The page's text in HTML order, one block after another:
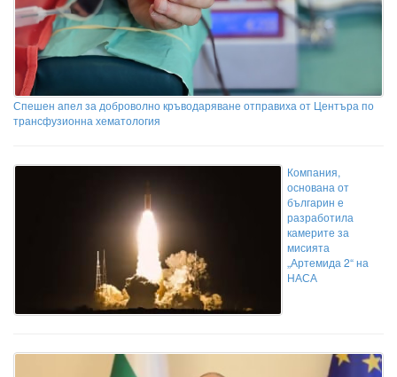
Спешен апел за доброволно кръводаряване отправиха от Центъра по
трансфузионна хематология
Компания,
основана от
българин е
разработила
камерите за
мисията
„Артемида 2“ на
НАСА